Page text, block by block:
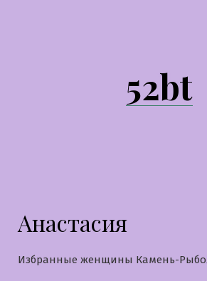
52bt
Анастасия
Избранные женщины Камень-